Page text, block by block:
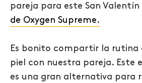
pareja para este San Valentín
de Oxygen Supreme.
Es bonito compartir la rutina
piel con nuestra pareja. Este
es una gran alternativa para